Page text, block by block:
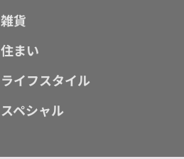
雑貨
住まい
ライフスタイル
スペシャル